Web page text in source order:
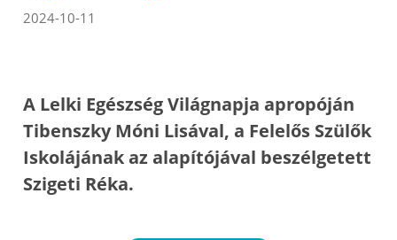
2024-10-11
A Lelki Egészség Világnapja apropóján
Tibenszky Móni Lisával, a Felelős Szülők
Iskolájának az alapítójával beszélgetett
Szigeti Réka.